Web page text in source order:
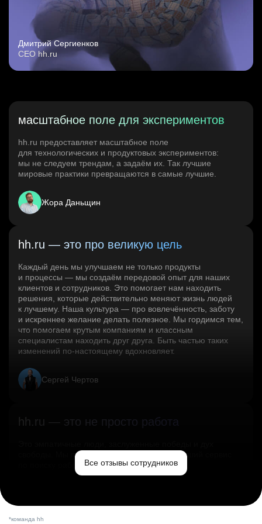
Дмитрий Сергиенков
CEO hh.ru
масштабное поле для экспериментов
hh.ru предоставляет масштабное поле
для технологических и продуктовых экспериментов:
мы не следуем трендам, а задаём их. Так лучшие
мировые практики превращаются в самые лучшие.
Жора Даньщин
hh.ru — это про великую цель
Каждый день мы улучшаем не только продукты
и процессы — мы создаём передовой опыт для наших
клиентов и сотрудников. Это помогает нам находить
решения, которые действительно меняют жизнь людей
к лучшему. Наша культура — про вовлечённость, заботу
и искреннее желание делать полезное. Мы гордимся тем,
что помогаем крутым компаниям и классным
специалистам находить друг друга. Быть частью таких
изменений по‑настоящему вдохновляет.
Сергей Чертов
hh.ru — это не просто работа
свободы. Мы помогаем миру и создаём лучший сервис
по поиску работы в стране.Все отзывы сотрудников
*команда hh